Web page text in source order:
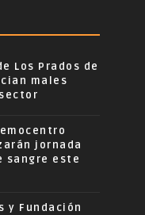
Los Prados de
males
jornada
sangre este
y Fundación